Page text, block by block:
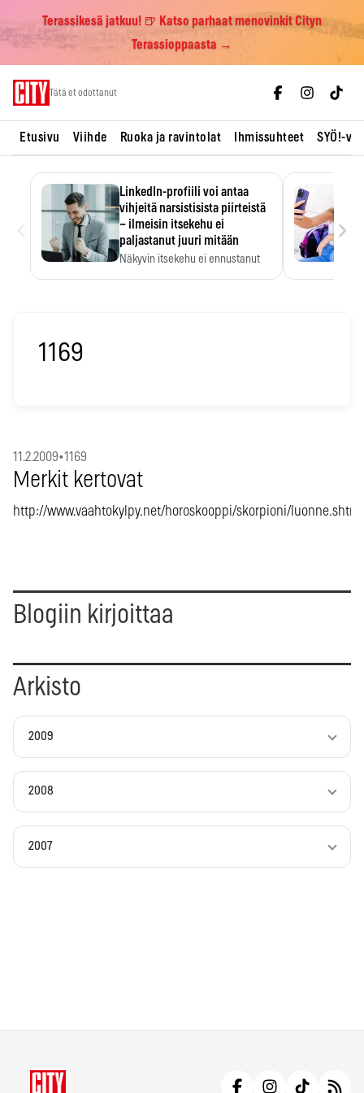
Terassikesä jatkuu! 🍺 Katso parhaat menovinkit Cityn
Terassioppaasta →
Tätä et odottanut
Etusivu Viihde Ruoka ja ravintolat Ihmissuhteet SYÖ!-
LinkedIn-profiili voi antaa
vihjeitä narsistisista piirteistä
– ilmeisin itsekehu ei
paljastanut juuri mitään
Näkyvin itsekehu ei ennustanut
›
1169
11.2.2009•1169
Merkit kertovat
http://www.vaahtokylpy.net/horoskooppi/skorpioni/luonne.shtml
Blogiin kirjoittaa
Arkisto
2009
2008
2007